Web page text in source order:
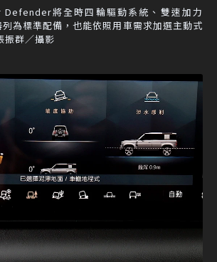
Defender將全時四輪驅動系統、雙速加力
為標準配備，也能依照用車需求加選主動式
振群／攝影